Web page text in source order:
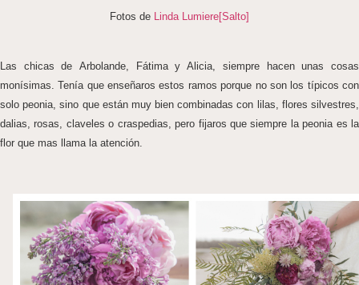
Fotos de Linda Lumiere[Salto]
Las chicas de Arbolande, Fátima y Alicia, siempre hacen unas cosas
monísimas. Tenía que enseñaros estos ramos porque no son los típicos con
solo peonia, sino que están muy bien combinadas con lilas, flores silvestres,
dalias, rosas, claveles o craspedias, pero fijaros que siempre la peonia es la
flor que mas llama la atención.